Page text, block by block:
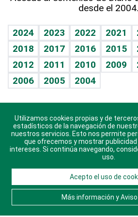
Vida y familia
Eñe
Celebrando la vida
Sin complejos
En pocas palabras
Escuchando al corazón
Economía Personal
BRV
TBT Deportivo
Más firmas
Guía del dinero
Horóscopos
Juegos
desde el 2004.
2024 2023 2022 2021
2018
2017 2016 2015
2012
2011 2010 2009
2006
2005 2004
Descarga nuestras aplicaciones
sistema Huawei.
© 2021 Diario Libre, todos los
Consulta elAviso Legal. Ponte
nosotros y conoce más
Utilizamos cookies propias y de
estadísticos de la navegación de
nuestros servicios. Esto nos permite
que ofrecemos y mostrar
intereses. Si continúa navegando,
uso.
Acepto el uso de
Más información y Aviso